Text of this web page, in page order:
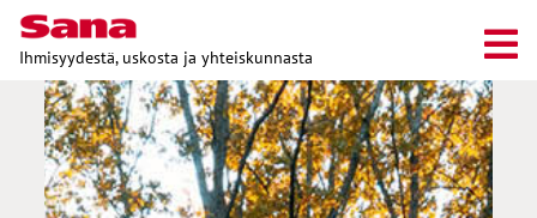
Ihmisyydestä, uskosta ja yhteiskunnasta